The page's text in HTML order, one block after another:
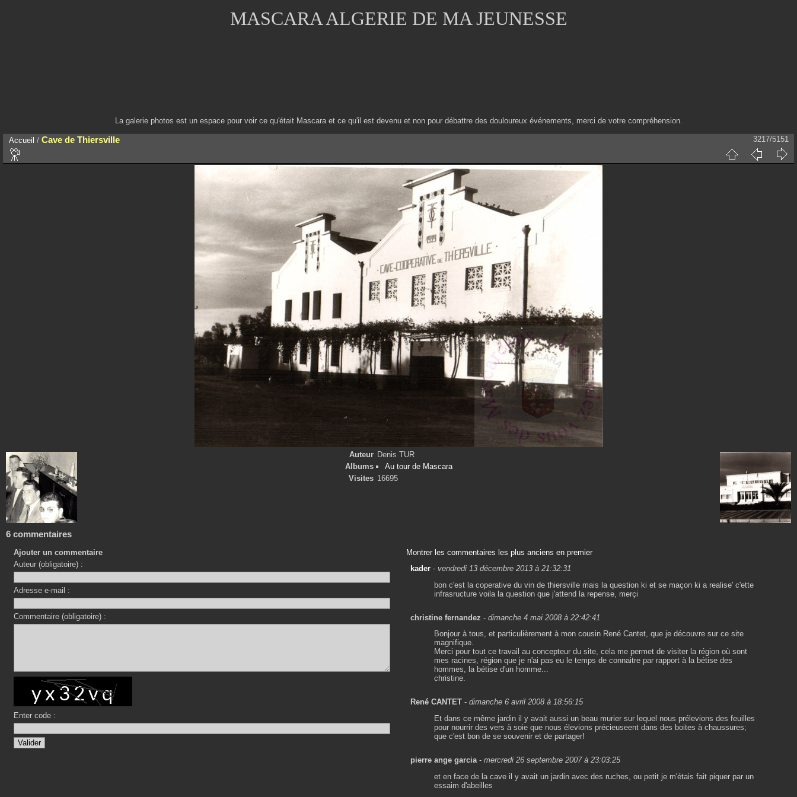
MASCARA ALGERIE DE MA JEUNESSE
La galerie photos est un espace pour voir ce qu'était Mascara et ce qu'il est devenu et non pour débattre des douloureux événements, merci de votre compréhension.
Accueil / Cave de Thiersville 3217/5151
Auteur Denis TUR
Albums
Au tour de Mascara
Visites 16695
6 commentaires
Ajouter un commentaire
Auteur (obligatoire) :
Adresse e-mail :
Commentaire (obligatoire) :
Enter code :
Montrer les commentaires les plus anciens en premier
kader -vendredi 13 décembre 2013 à 21:32:31
bon c'est la coperative du vin de thiersville mais la question ki et se maçon ki a realise' c'ette
infrasructure voila la question que j'attend la repense, merçi
christine fernandez -dimanche 4 mai 2008 à 22:42:41
Bonjour à tous, et particulièrement à mon cousin René Cantet, que je découvre sur ce site
magnifique.
Merci pour tout ce travail au concepteur du site, cela me permet de visiter la région où sont
mes racines, région que je n'ai pas eu le temps de connaitre par rapport à la bétise des
hommes, la bétise d'un homme...
christine.
René CANTET -dimanche 6 avril 2008 à 18:56:15
Et dans ce même jardin il y avait aussi un beau murier sur lequel nous prélevions des feuilles
pour nourrir des vers à soie que nous élevions précieuseent dans des boites à chaussures;
que c'est bon de se souvenir et de partager!
pierre ange garcia -mercredi 26 septembre 2007 à 23:03:25
et en face de la cave il y avait un jardin avec des ruches, ou petit je m'étais fait piquer par un
essaim d'abeilles